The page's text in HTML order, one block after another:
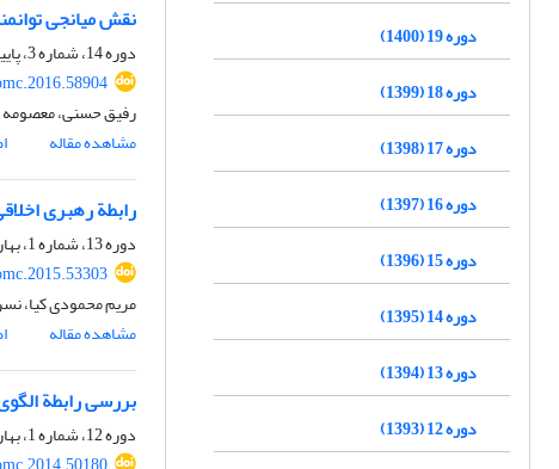
نقش میانجی
دوره 14، شماره 3، پاییز 1395، صفحه
رفیق حسنی، معصومه
مشاهده مقاله
رابطة رهبری
دوره 13، شماره 1، بهار 1394، صفحه
مریم محمودی کیا،
مشاهده مقاله
بررسی رابطة
دوره 12، شماره 1، بهار 1393، صفحه
دوره 19 (1400)
دوره 18 (1399)
دوره 17 (1398)
دوره 16 (1397)
دوره 15 (1396)
دوره 14 (1395)
دوره 13 (1394)
دوره 12 (1393)